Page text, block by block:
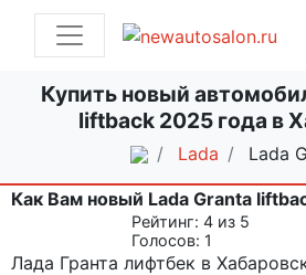
Купить новый
liftback 2025 года в
Lada Lada
Как Вам новый Lada Granta
Рейтинг: 4 из 5
Голосов: 1
Лада Гранта лифтбек в